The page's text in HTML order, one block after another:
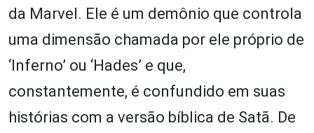
da Marvel. Ele é um demônio que controla
uma dimensão chamada por ele próprio de
‘Inferno’ ou ‘Hades’ e que,
constantemente, é confundido em suas
histórias com a versão bíblica de Satã. De